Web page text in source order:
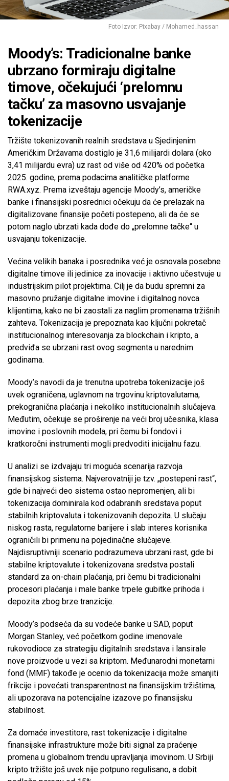
Foto Izvor: Pixabay / Mohamed_hassan
Moody’s: Tradicionalne banke
ubrzano formiraju digitalne
timove, očekujući ‘prelomnu
tačku’ za masovno usvajanje
tokenizacije
Tržište tokenizovanih realnih sredstava u Sjedinjenim
Američkim Državama dostiglo je 31,6 milijardi dolara (oko
3,41 milijardu evra) uz rast od više od 420% od početka
2025. godine, prema podacima analitičke platforme
RWA.xyz. Prema izveštaju agencije Moody’s, američke
banke i finansijski posrednici očekuju da će prelazak na
digitalizovane finansije početi postepeno, ali da će se
potom naglo ubrzati kada dođe do „prelomne tačke“ u
usvajanju tokenizacije.
Većina velikih banaka i posrednika već je osnovala posebne
digitalne timove ili jedinice za inovacije i aktivno učestvuje u
industrijskim pilot projektima. Cilj je da budu spremni za
masovno pružanje digitalne imovine i digitalnog novca
klijentima, kako ne bi zaostali za naglim promenama tržišnih
zahteva. Tokenizacija je prepoznata kao ključni pokretač
institucionalnog interesovanja za blockchain i kripto, a
predviđa se ubrzani rast ovog segmenta u narednim
godinama.
Moody’s navodi da je trenutna upotreba tokenizacije još
uvek ograničena, uglavnom na trgovinu kriptovalutama,
prekogranična plaćanja i nekoliko institucionalnih slučajeva.
Međutim, očekuje se proširenje na veći broj učesnika, klasa
imovine i poslovnih modela, pri čemu bi fondovi i
kratkoročni instrumenti mogli predvoditi inicijalnu fazu.
U analizi se izdvajaju tri moguća scenarija razvoja
finansijskog sistema. Najverovatniji je tzv. „postepeni rast“,
gde bi najveći deo sistema ostao nepromenjen, ali bi
tokenizacija dominirala kod odabranih sredstava poput
stabilnih kriptovaluta i tokenizovanih depozita. U slučaju
niskog rasta, regulatorne barijere i slab interes korisnika
ograničili bi primenu na pojedinačne slučajeve.
Najdisruptivniji scenario podrazumeva ubrzani rast, gde bi
stabilne kriptovalute i tokenizovana sredstva postali
standard za on-chain plaćanja, pri čemu bi tradicionalni
procesori plaćanja i male banke trpele gubitke prihoda i
depozita zbog brze tranzicije.
Moody’s podseća da su vodeće banke u SAD, poput
Morgan Stanley, već početkom godine imenovale
rukovodioce za strategiju digitalnih sredstava i lansirale
nove proizvode u vezi sa kriptom. Međunarodni monetarni
fond (MMF) takođe je ocenio da tokenizacija može smanjiti
frikcije i povećati transparentnost na finansijskim tržištima,
ali upozorava na potencijalne izazove po finansijsku
stabilnost.
Za domaće investitore, rast tokenizacije i digitalne
finansijske infrastrukture može biti signal za praćenje
promena u globalnom trendu upravljanja imovinom. U Srbiji
kripto tržište još uvek nije potpuno regulisano, a dobit